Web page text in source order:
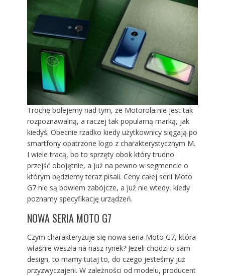
Trochę bolejemy nad tym, że Motorola nie jest tak
rozpoznawalną, a raczej tak popularną marką, jak
kiedyś. Obecnie rzadko kiedy użytkownicy sięgają po
smartfony opatrzone logo z charakterystycznym M.
I wiele tracą, bo to sprzęty obok który trudno
przejść obojętnie, a już na pewno w segmencie o
którym będziemy teraz pisali. Ceny całej serii Moto
G7 nie są bowiem zabójcze, a już nie wtedy, kiedy
poznamy specyfikację urządzeń.
NOWA SERIA MOTO G7
Czym charakteryzuje się nowa seria Moto G7, która
właśnie weszła na nasz rynek? Jeżeli chodzi o sam
design, to mamy tutaj to, do czego jesteśmy już
przyzwyczajeni. W zależności od modelu, producent